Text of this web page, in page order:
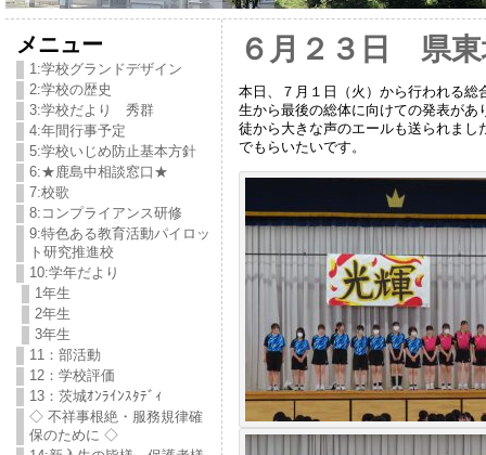
メニュー
1:学校グランドデザイン
2:学校の歴史
3:学校だより 秀群
4:年間行事予定
5:学校いじめ防止基本方針
6:★鹿島中相談窓口★
7:校歌
8:コンプライアンス研修
9:特色ある教育活動パイロッ
ト研究推進校
10:学年だより
1年生
2年生
3年生
11：部活動
12：学校評価
13：茨城ｵﾝﾗｲﾝｽﾀﾃﾞｨ
◇ 不祥事根絶・服務規律確
保のために ◇
６月２３日 県東
本日、７月１日（火）から行われる
生から最後の総体に向けての発表が
徒から大きな声のエールも送られま
でもらいたいです。